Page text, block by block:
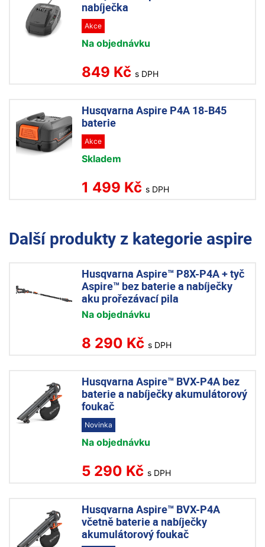
nabíječka
Akce
Na objednávku
849 Kč s DPH
Husqvarna Aspire P4A 18-B45
baterie
Akce
Skladem
1 499 Kč s DPH
Další produkty z kategorie aspire
Husqvarna Aspire™ P8X-P4A + tyč
Aspire™ bez baterie a nabíječky
aku prořezávací pila
Na objednávku
8 290 Kč s DPH
Husqvarna Aspire™ BVX-P4A bez
baterie a nabíječky akumulátorový
foukač
Novinka
Na objednávku
5 290 Kč s DPH
Husqvarna Aspire™ BVX-P4A
včetně baterie a nabíječky
akumulátorový foukač